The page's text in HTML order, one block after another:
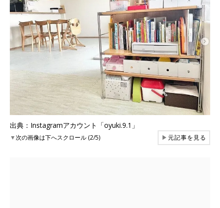
出典：Instagramアカウント「oyuki.9.1」
▼次の画像は下へスクロール (2/5) ▶元記事を見る